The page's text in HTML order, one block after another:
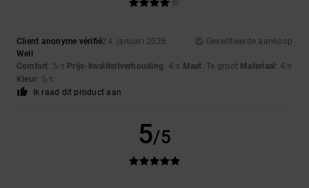
Client anonyme vérifié24. januari 2026
Geverifieerde aankoop
Well
Comfort: 5/5 Prijs-kwaliteitverhouding: 4/5 Maat: Te groot Materiaal : 4/5
Kleur: 5/5
Ik raad dit product aan
5/5